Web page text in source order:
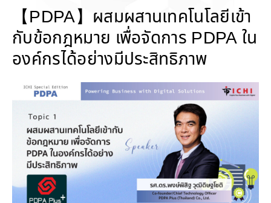
【PDPA】ผสมผสานเทคโนโลยีเข้า
กับข้อกฎหมาย เพื่อจัดการ PDPA ใน
องค์กรได้อย่างมีประสิทธิภาพ